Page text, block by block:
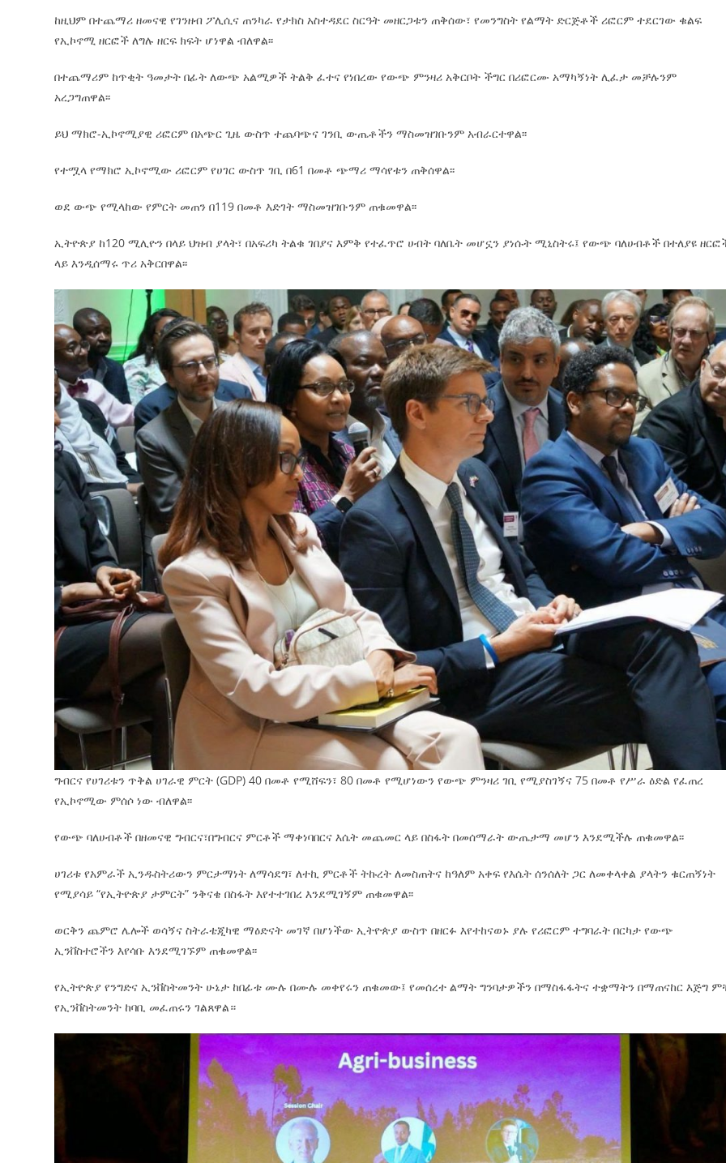
ከዚህም በተጨማሪ ዘመናዊ የገንዘብ ፖሊሲና ጠንካራ የታክስ አስተዳደር ስርዓት መዘርጋቱን ጠቅሰው፣ የመንግስት የልማት ድርጅቶች ሪፎርም ተደርገው ቁልፍ
የኢኮኖሚ ዘርፎች ለግሉ ዘርፍ ክፍት ሆነዋል ብለዋል፡፡
በተጨማሪም ከጥቂት ዓመታት በፊት ለውጭ አልሚዎች ትልቅ ፈተና የነበረው የውጭ ምንዛሪ አቅርቦት ችግር በሪፎርሙ አማካኝነት ሊፈታ መቻሉንም
አረጋግጠዋል፡፡
ይህ ማክሮ-ኢኮኖሚያዊ ሪፎርም በአጭር ጊዜ ውስጥ ተጨባጭና ገንቢ ውጤቶችን ማስመዝገቡንም አብራርተዋል፡፡
የተሟላ የማክሮ ኢኮኖሚው ሪፎርም የሀገር ውስጥ ገቢ በ61 በመቶ ጭማሪ ማሳየቱን ጠቅሰዋል፡፡
ወደ ውጭ የሚላከው የምርት መጠን በ119 በመቶ እድገት ማስመዝገቡንም ጠቁመዋል፡፡
ኢትዮጵያ ከ120 ሚሊዮን በላይ ህዝብ ያላት፣ በአፍሪካ ትልቁ ገበያና እምቅ የተፈጥሮ ሀብት ባለቤት መሆኗን ያነሱት ሚኒስትሩ፤ የውጭ ባለሀብቶች በተለያዩ
ላይ እንዲሰማሩ ጥሪ አቅርበዋል፡፡
ግብርና የሀገሪቱን ጥቅል ሀገራዊ ምርት (GDP) 40 በመቶ የሚሸፍን፣ 80 በመቶ የሚሆነውን የውጭ ምንዛሪ ገቢ የሚያስገኝና 75 በመቶ የሥራ ዕድል የፈጠረ
የኢኮኖሚው ምሰሶ ነው ብለዋል፡፡
የውጭ ባለሀብቶች በዘመናዊ ግብርና፣በግብርና ምርቶች ማቀነባበርና እሴት መጨመር ላይ በስፋት በመሰማራት ውጤታማ መሆን እንደሚችሉ ጠቁመዋል፡፡
ሀገሪቱ የአምራች ኢንዱስትሪውን ምርታማነት ለማሳደግ፣ ለተኪ ምርቶች ትኩረት ለመስጠትና ከዓለም አቀፍ የእሴት ሰንሰለት ጋር ለመቀላቀል ያላትን ቁርጠኝነት
የሚያሳይ “የኢትዮጵያ ታምርት” ንቅናቄ በስፋት እየተተገበረ እንደሚገኝም ጠቁመዋል፡፡
ወርቅን ጨምሮ ሌሎች ወሳኝና ስትራቴጂካዊ ማዕድናት መገኛ በሆነችው ኢትዮጵያ ውስጥ በዘርፉ እየተከናወኑ ያሉ የሪፎርም ተግባራት በርካታ የውጭ
ኢንቨስተሮችን እየሳቡ እንደሚገኙም ጠቁመዋል፡፡
የኢትዮጵያ የንግድና ኢንቨስትመንት ሁኔታ ከበፊቱ ሙሉ በሙሉ መቀየሩን ጠቁመው፤ የመሰረተ ልማት ግንባታዎችን በማስፋፋትና ተቋማትን በማጠናከር እጅግ
የኢንቨስትመንት ከባቢ መፈጠሩን ገልጸዋል።